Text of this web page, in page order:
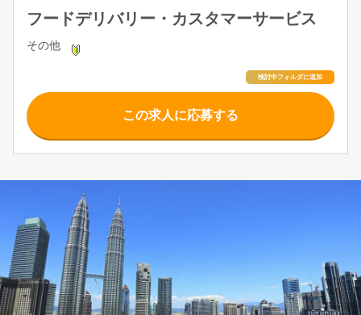
フードデリバリー・カスタマーサービス
その他
この求人に応募する